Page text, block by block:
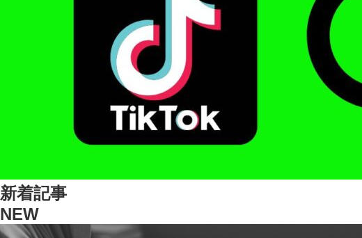
新着記事
NEW